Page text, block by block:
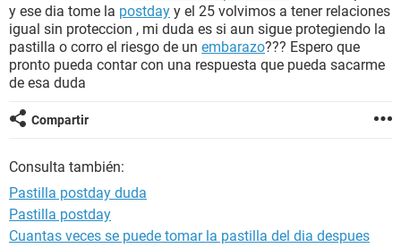
SEXUALIDAD
GLOSARIO
y ese dia tome la postday y el 25 volvimos a tener relaciones
igual sin proteccion , mi duda es si aun sigue protegiendo la
pastilla o corro el riesgo de un embarazo??? Espero que
pronto pueda contar con una respuesta que pueda sacarme
de esa duda
Compartir
Consulta también:
Pastilla postday duda
Pastilla postday
Cuantas veces se puede tomar la pastilla del dia despues